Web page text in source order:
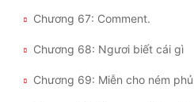
Chương 67: Comment.
Chương 68: Ngươi biết cái gì
Chương 69: Miễn cho ném